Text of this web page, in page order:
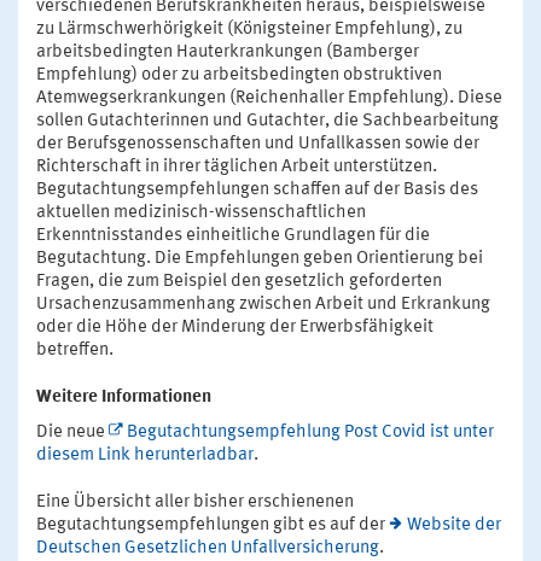
verschiedenen Berufskrankheiten heraus, beispielsweise
zu Lärmschwerhörigkeit (Königsteiner Empfehlung), zu
arbeitsbedingten Hauterkrankungen (Bamberger
Empfehlung) oder zu arbeitsbedingten obstruktiven
Atemwegserkrankungen (Reichenhaller Empfehlung). Diese
sollen Gutachterinnen und Gutachter, die Sachbearbeitung
der Berufsgenossenschaften und Unfallkassen sowie der
Richterschaft in ihrer täglichen Arbeit unterstützen.
Begutachtungsempfehlungen schaffen auf der Basis des
aktuellen medizinisch-wissenschaftlichen
Erkenntnisstandes einheitliche Grundlagen für die
Begutachtung. Die Empfehlungen geben Orientierung bei
Fragen, die zum Beispiel den gesetzlich geforderten
Ursachenzusammenhang zwischen Arbeit und Erkrankung
oder die Höhe der Minderung der Erwerbsfähigkeit
betreffen.
Weitere Informationen
Die neue
Begutachtungsempfehlung Post Covid ist unter
diesem Link herunterladbar.
Eine Übersicht aller bisher erschienenen
Begutachtungsempfehlungen gibt es auf der
Website der
Deutschen Gesetzlichen Unfallversicherung.